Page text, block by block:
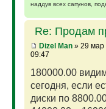
наддув всех сапунов,
Re: Продам
Dizel Man» 29 мар
09:47
180000.00
сегодня, если
диски по